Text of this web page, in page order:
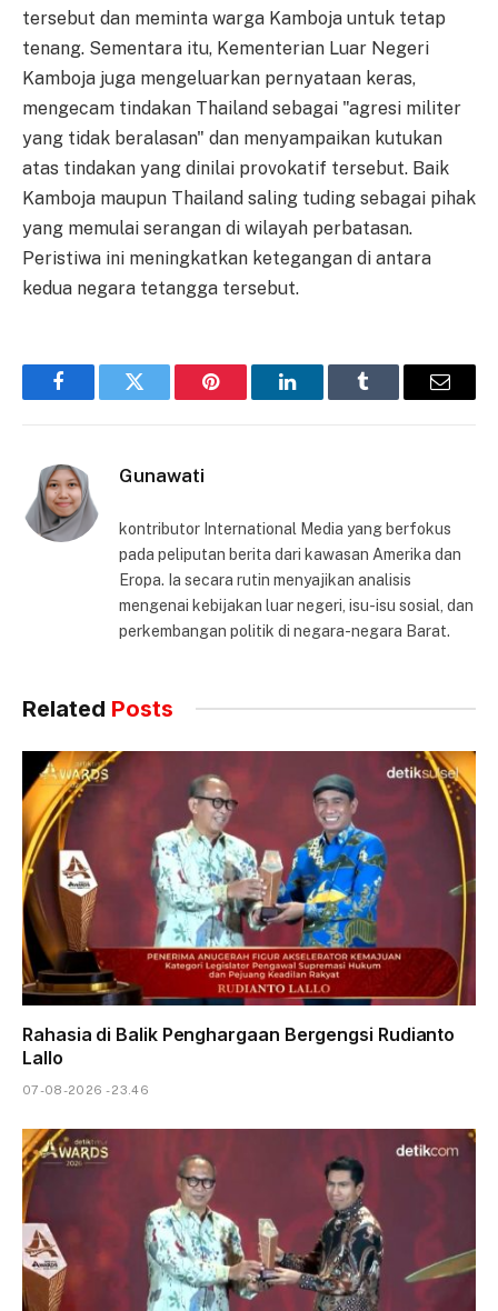
tersebut dan meminta warga Kamboja untuk tetap
tenang. Sementara itu, Kementerian Luar Negeri
Kamboja juga mengeluarkan pernyataan keras,
mengecam tindakan Thailand sebagai "agresi militer
yang tidak beralasan" dan menyampaikan kutukan
atas tindakan yang dinilai provokatif tersebut. Baik
Kamboja maupun Thailand saling tuding sebagai pihak
yang memulai serangan di wilayah perbatasan.
Peristiwa ini meningkatkan ketegangan di antara
kedua negara tetangga tersebut.
FacebookTwitter Pinterest LinkedInTumblr Email
Gunawati
kontributor International Media yang berfokus
pada peliputan berita dari kawasan Amerika dan
Eropa. Ia secara rutin menyajikan analisis
mengenai kebijakan luar negeri, isu-isu sosial, dan
perkembangan politik di negara-negara Barat.
Related Posts
Rahasia di Balik Penghargaan Bergengsi Rudianto
Lallo
07-08-2026 - 23.46